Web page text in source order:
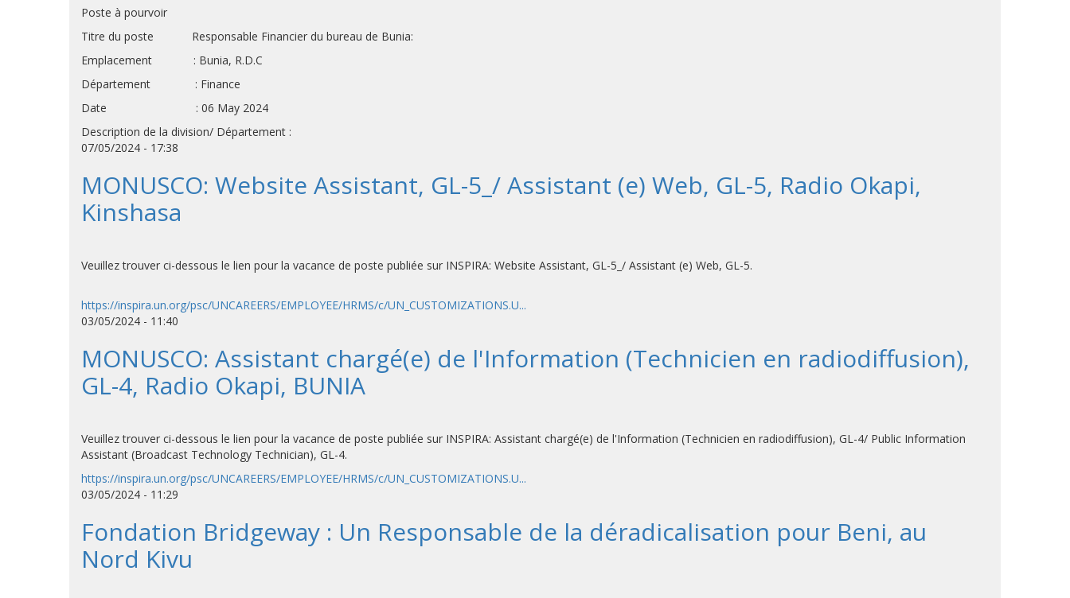
Poste à pourvoir
Titre du poste Responsable Financier du bureau de Bunia:
Emplacement : Bunia, R.D.C
Département : Finance
Date : 06 May 2024
Description de la division/ Département :
07/05/2024 - 17:38
MONUSCO: Website Assistant, GL-5_/ Assistant (e) Web, GL-5, Radio Okapi,
Kinshasa
Veuillez trouver ci-dessous le lien pour la vacance de poste publiée sur INSPIRA: Website Assistant, GL-5_/ Assistant (e) Web, GL-5.
https://inspira.un.org/psc/UNCAREERS/EMPLOYEE/HRMS/c/UN_CUSTOMIZATIONS.U...
03/05/2024 - 11:40
MONUSCO: Assistant chargé(e) de l'Information (Technicien en radiodiffusion),
GL-4, Radio Okapi, BUNIA
Veuillez trouver ci-dessous le lien pour la vacance de poste publiée sur INSPIRA: Assistant chargé(e) de l'Information (Technicien en radiodiffusion), GL-4/ Public Information
Assistant (Broadcast Technology Technician), GL-4.
https://inspira.un.org/psc/UNCAREERS/EMPLOYEE/HRMS/c/UN_CUSTOMIZATIONS.U...
03/05/2024 - 11:29
Fondation Bridgeway : Un Responsable de la déradicalisation pour Beni, au
Nord Kivu